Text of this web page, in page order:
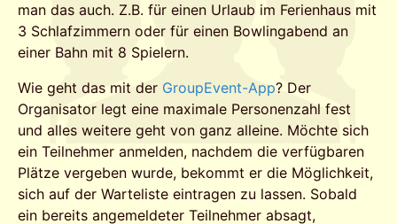
man das auch. Z.B. für einen Urlaub im Ferienhaus mit
3 Schlafzimmern oder für einen Bowlingabend an
einer Bahn mit 8 Spielern.
Wie geht das mit der GroupEvent-App? Der
Organisator legt eine maximale Personenzahl fest
und alles weitere geht von ganz alleine. Möchte sich
ein Teilnehmer anmelden, nachdem die verfügbaren
Plätze vergeben wurde, bekommt er die Möglichkeit,
sich auf der Warteliste eintragen zu lassen. Sobald
ein bereits angemeldeter Teilnehmer absagt,